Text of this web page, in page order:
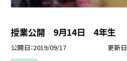
授業公開 9月14日 4年生
公開日 2019/09/17 更新日